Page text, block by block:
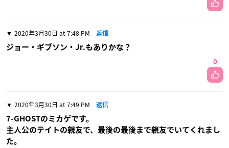
2020年3月30日 at 7:48 PM 返信
ジョー・ギブソン・Jr.もありかな？
0
2020年3月30日 at 7:49 PM 返信
7-GHOSTのミカゲです。
主人公のテイトの親友で、最後の最後まで親友でいてくれまし
た。